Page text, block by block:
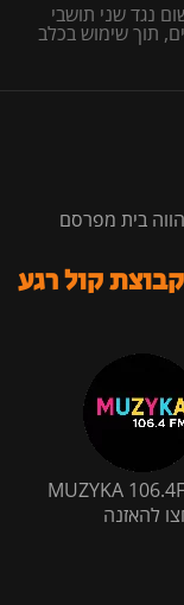
נגד שני תושבי
תוך שימוש בכלב
בית מפרסם
קול רגע
MUZYKA
להאזנה